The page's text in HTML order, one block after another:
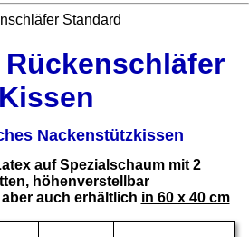
Standard
Kissen
Nackenstützkissen
auf Spezialschaum mit 2
höhenverstellbar
auch erhältlich in 60 x 40 cm